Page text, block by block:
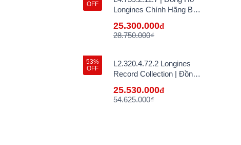
OFF
Longines Chính Hãng Bán
25.300.000đ
28.750.000₫
53%
OFF
L2.320.4.72.2 Longines
Record Collection | Đồng
Bán Lẻ Tại VN
25.530.000đ
54.625.000₫